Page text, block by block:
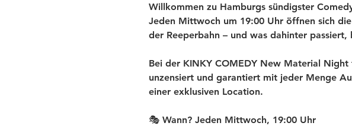
Willkommen zu Hamburgs sündigster
Jeden Mittwoch um 19:00 Uhr öffnen sich
der Reeperbahn – und was dahinter
Bei der KINKY COMEDY New Material
unzensiert und garantiert mit jeder Menge
einer exklusiven Location.
🎭 Wann? Jeden Mittwoch, 19:00 Uhr